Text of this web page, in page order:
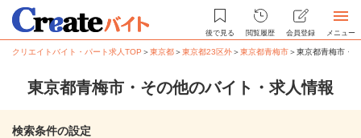
後で見る 閲覧履歴 会員登録 メニュー
クリエイトバイト・パート求人TOP ＞東京都＞東京都23区外＞東京都青梅市＞東京都青梅市・
東京都青梅市・その他のバイト・求人情報
検索条件の設定